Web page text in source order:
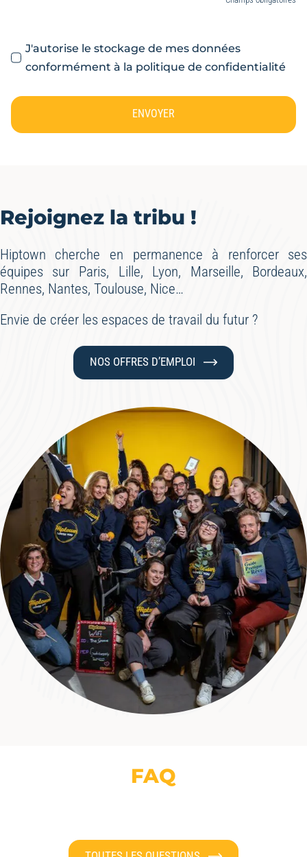
J'autorise le stockage de mes données
conformément à la politique de confidentialité
ENVOYER
Rejoignez la tribu !
Hiptown cherche en permanence à renforcer ses
équipes sur Paris, Lille, Lyon, Marseille, Bordeaux,
Rennes, Nantes, Toulouse, Nice…
Envie de créer les espaces de travail du futur ?
NOS OFFRES D’EMPLOI
FAQ